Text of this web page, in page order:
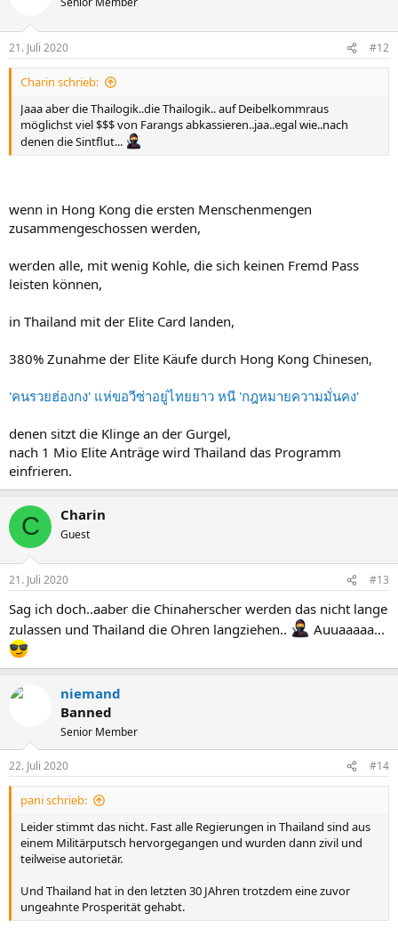
21. Juli 2020 #12
Charin schrieb:
Jaaa aber die Thailogik..die Thailogik.. auf Deibelkommraus
möglichst viel $$$ von Farangs abkassieren..jaa..egal wie..nach
denen die Sintflut...
wenn in Hong Kong die ersten Menschenmengen
zusammengeschossen werden,
werden alle, mit wenig Kohle, die sich keinen Fremd Pass
leisten können,
in Thailand mit der Elite Card landen,
380% Zunahme der Elite Käufe durch Hong Kong Chinesen,
'คนรวยฮ่องกง' แห่ขอวีซ่าอยู่ไทยยาว หนี 'กฎหมายความมั่นคง'
denen sitzt die Klinge an der Gurgel,
nach 1 Mio Elite Anträge wird Thailand das Programm
einfrieren.
C Charin
Guest
21. Juli 2020 #13
Sag ich doch..aaber die Chinaherscher werden das nicht lange
zulassen und Thailand die Ohren langziehen..
Auuaaaaa...
niemand
Banned
Senior Member
22. Juli 2020 #14
pani schrieb:
Leider stimmt das nicht. Fast alle Regierungen in Thailand sind aus
einem Militärputsch hervorgegangen und wurden dann zivil und
teilweise autorietär.
Und Thailand hat in den letzten 30 JAhren trotzdem eine zuvor
ungeahnte Prosperität gehabt.